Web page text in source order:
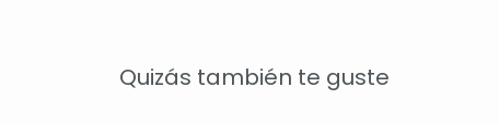
Quizás también te guste